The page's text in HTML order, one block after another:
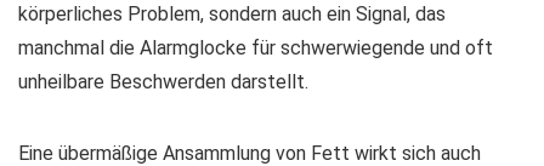
körperliches Problem, sondern auch ein Signal, das
manchmal die Alarmglocke für schwerwiegende und oft
unheilbare Beschwerden darstellt.
Eine übermäßige Ansammlung von Fett wirkt sich auch